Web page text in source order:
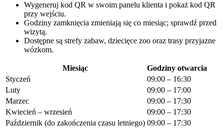
Wygeneruj kod QR w swoim panelu klienta i pokaż kod QR
przy wejściu.
Godziny zamknięcia zmieniają się co miesiąc; sprawdź przed
wizytą.
Dostępne są strefy zabaw, dziecięce zoo oraz trasy przyjazne
wózkom.
Miesiąc
Godziny otwarcia
Styczeń
09:00 – 16:30
Luty
09:00 – 17:00
Marzec
09:00 – 17:30
Kwiecień – wrzesień
09:00 – 17:30
Październik (do zakończenia czasu letniego) 09:00 – 17:30